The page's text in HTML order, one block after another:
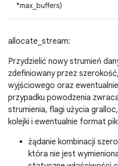
*max_buffers)
allocate_stream:
Przydzielić nowy strumień
zdefiniowany przez
wyjściowego oraz
przypadku powodzenia
strumienia, flagi użycia
kolejki i ewentualnie format
żądanie kombinacji
która nie jest